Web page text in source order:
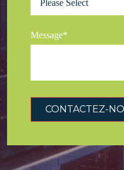
Message*